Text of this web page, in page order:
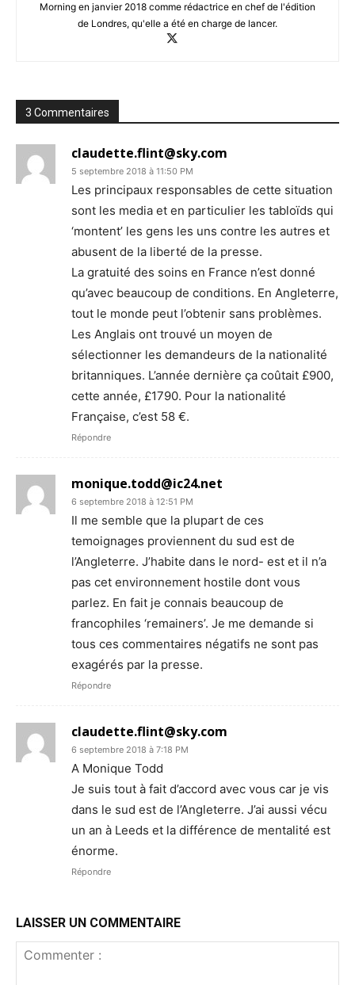
Morning en janvier 2018 comme rédactrice en chef de l'édition
de Londres, qu'elle a été en charge de lancer.
3 Commentaires
claudette.flint@sky.com
5 septembre 2018 à 11:50 PM
Les principaux responsables de cette situation
sont les media et en particulier les tabloïds qui
‘montent’ les gens les uns contre les autres et
abusent de la liberté de la presse.
La gratuité des soins en France n’est donné
qu’avec beaucoup de conditions. En Angleterre,
tout le monde peut l’obtenir sans problèmes.
Les Anglais ont trouvé un moyen de
sélectionner les demandeurs de la nationalité
britanniques. L’année dernière ça coûtait £900,
cette année, £1790. Pour la nationalité
Française, c’est 58 €.
Répondre
monique.todd@ic24.net
6 septembre 2018 à 12:51 PM
Il me semble que la plupart de ces
temoignages proviennent du sud est de
l’Angleterre. J’habite dans le nord- est et il n’a
pas cet environnement hostile dont vous
parlez. En fait je connais beaucoup de
francophiles ‘remainers’. Je me demande si
tous ces commentaires négatifs ne sont pas
exagérés par la presse.
Répondre
claudette.flint@sky.com
6 septembre 2018 à 7:18 PM
A Monique Todd
Je suis tout à fait d’accord avec vous car je vis
dans le sud est de l’Angleterre. J’ai aussi vécu
un an à Leeds et la différence de mentalité est
énorme.
Répondre
LAISSER UN COMMENTAIRE